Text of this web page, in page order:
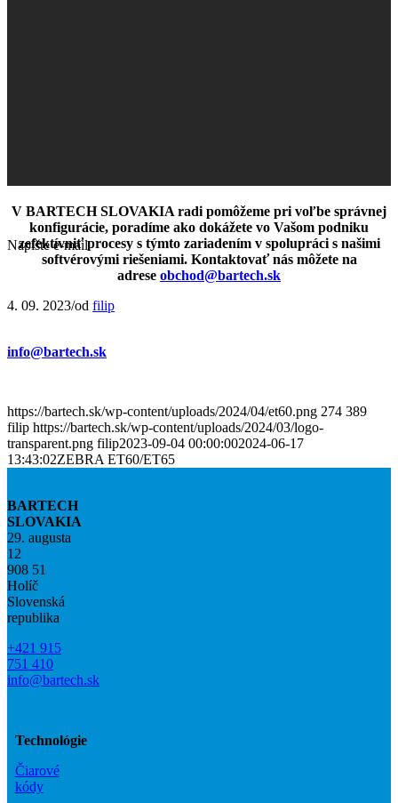
Napíšte e-mail
info@bartech.sk
V BARTECH SLOVAKIA radi pomôžeme pri voľbe správnej
konfigurácie, poradíme ako dokážete vo Vašom podniku
zefektívniť procesy s týmto zariadením v spolupráci s našimi
softvérovými riešeniami. Kontaktovať nás môžete na
adrese obchod@bartech.sk
4. 09. 2023/od filip
https://bartech.sk/wp-content/uploads/2024/04/et60.png 274 389
filip https://bartech.sk/wp-content/uploads/2024/03/logo-
transparent.png filip2023-09-04 00:00:002024-06-17
13:43:02ZEBRA ET60/ET65
BARTECH
SLOVAKIA
29. augusta
12
908 51
Holíč
Slovenská
republika
+421 915
751 410
info@bartech.sk
Technológie
Čiarové
kódy